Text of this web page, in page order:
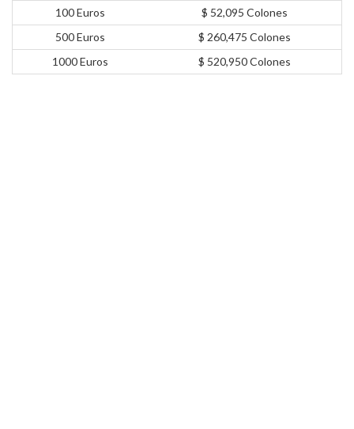
100 Euros
$ 52,095 Colones
500 Euros
$ 260,475 Colones
1000 Euros
$ 520,950 Colones